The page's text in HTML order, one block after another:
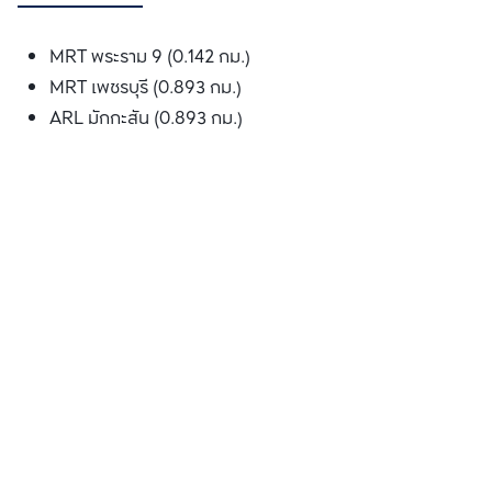
MRT พระราม 9 (0.142 กม.)
MRT เพชรบุรี (0.893 กม.)
ARL มักกะสัน (0.893 กม.)